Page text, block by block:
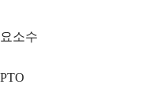
요소수
PTO